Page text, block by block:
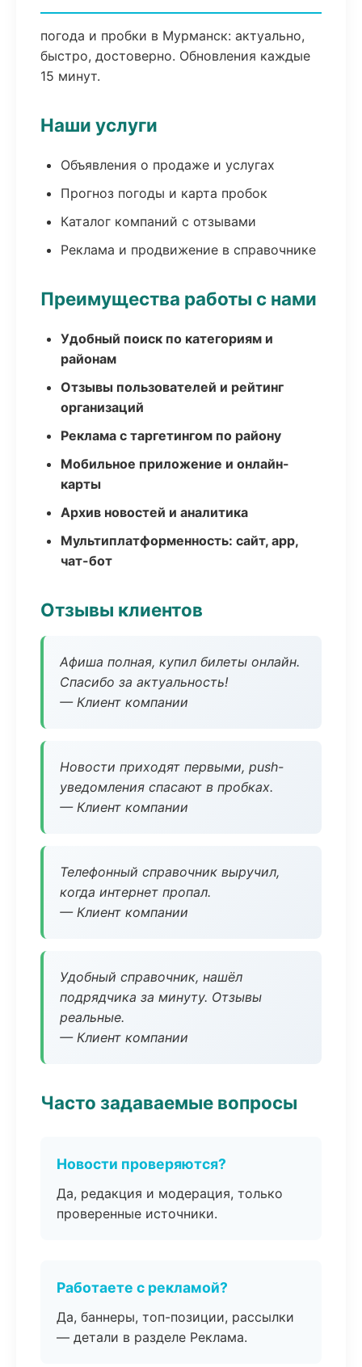
погода и пробки в Мурманск: актуально,
быстро, достоверно. Обновления каждые
15 минут.
Наши услуги
Объявления о продаже и услугах
Прогноз погоды и карта пробок
Каталог компаний с отзывами
Реклама и продвижение в справочнике
Преимущества работы с нами
Удобный поиск по категориям и
районам
Отзывы пользователей и рейтинг
организаций
Реклама с таргетингом по району
Мобильное приложение и онлайн-
карты
Архив новостей и аналитика
Мультиплатформенность: сайт, app,
чат-бот
Отзывы клиентов
Афиша полная, купил билеты онлайн.
Спасибо за актуальность!
— Клиент компании
Новости приходят первыми, push-
уведомления спасают в пробках.
— Клиент компании
Телефонный справочник выручил,
когда интернет пропал.
— Клиент компании
Удобный справочник, нашёл
подрядчика за минуту. Отзывы
реальные.
— Клиент компании
Часто задаваемые вопросы
Новости проверяются?
Да, редакция и модерация, только
проверенные источники.
Работаете с рекламой?
Да, баннеры, топ-позиции, рассылки
— детали в разделе Реклама.